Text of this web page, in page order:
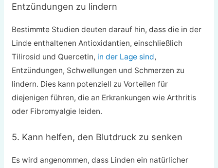
Entzündungen zu lindern
Bestimmte Studien deuten darauf hin, dass die in der
Linde enthaltenen Antioxidantien, einschließlich
Tilirosid und Quercetin, in der Lage sind,
Entzündungen, Schwellungen und Schmerzen zu
lindern. Dies kann potenziell zu Vorteilen für
diejenigen führen, die an Erkrankungen wie Arthritis
oder Fibromyalgie leiden.
5. Kann helfen, den Blutdruck zu senken
Es wird angenommen, dass Linden ein natürlicher